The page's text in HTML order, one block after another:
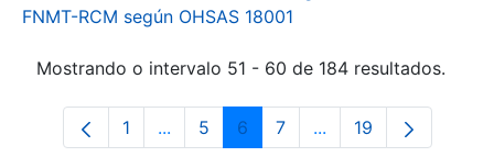
FNMT-RCM según OHSAS 18001
Mostrando o intervalo 51 - 60 de 184 resultados.
Páxina
1 ...Páxinas intermedias Use pestaña para
Páxina
5 Páxina
6 Páxina
7 ...Páxinas intermedias
Páxina
19